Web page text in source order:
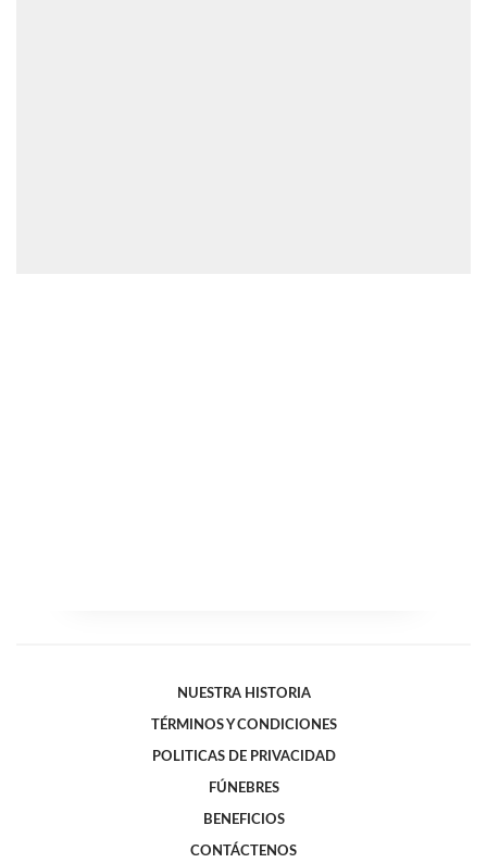
NUESTRA HISTORIA
TÉRMINOS Y CONDICIONES
POLITICAS DE PRIVACIDAD
FÚNEBRES
BENEFICIOS
CONTÁCTENOS